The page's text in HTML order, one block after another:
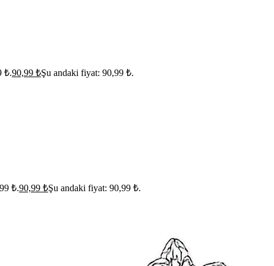
₺.90,99 ₺Şu andaki fiyat: 90,99 ₺.
₺.90,99 ₺Şu andaki fiyat: 90,99 ₺.